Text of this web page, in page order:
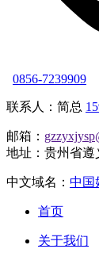
0856-7239909
联系人：简总
邮箱：
地址：贵州省
中文域名： 中国
首页
关于我们